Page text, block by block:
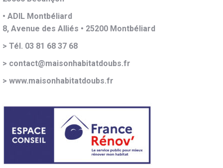
• ADIL Montbéliard
8, Avenue des Alliés • 25200 Montbéliard
> Tél. 03 81 68 37 68
> contact@maisonhabitatdoubs.fr
> www.maisonhabitatdoubs.fr